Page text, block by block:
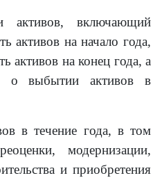
активов, включающий
активов на начало года,
активов на конец года, а
о выбытии активов в
в течение года, в том
модернизации,
и приобретения